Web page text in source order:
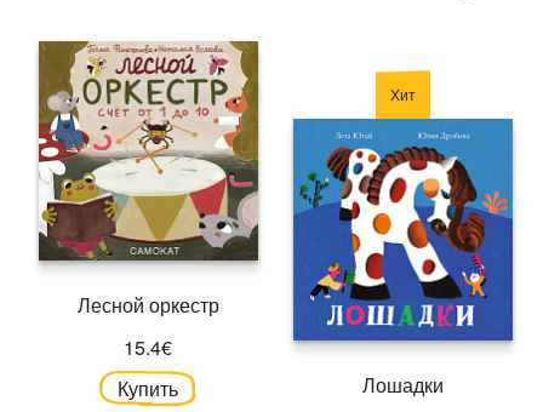
Лесной оркестр
15.4€
Купить
Хит
Лошадки